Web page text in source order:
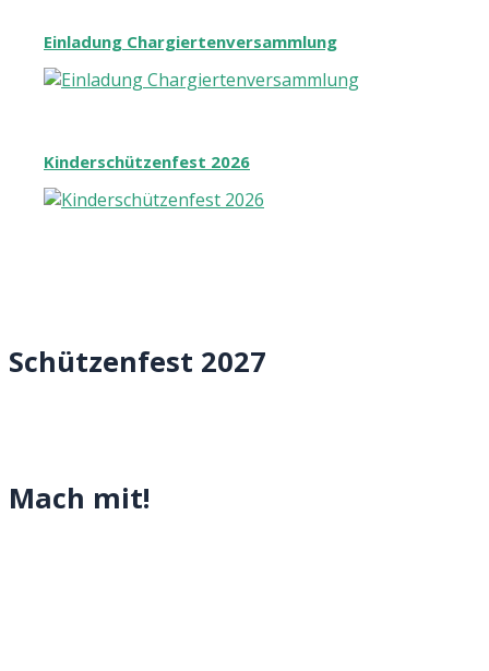
Einladung Chargiertenversammlung
Kinderschützenfest 2026
Schützenfest 2027
Mach mit!